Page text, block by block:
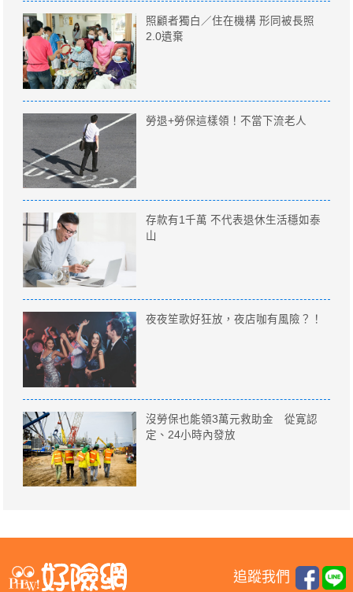
照顧者獨白／住在機構 形同被長照
2.0遺棄
勞退+勞保這樣領！不當下流老人
存款有1千萬 不代表退休生活穩如泰
山
夜夜笙歌好狂放，夜店咖有風險？！
沒勞保也能領3萬元救助金 從寛認
定、24小時內發放
追蹤我們